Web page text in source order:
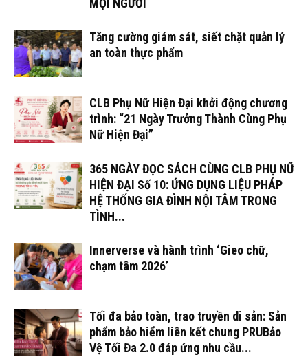
MỌI NGƯỜI
Tăng cường giám sát, siết chặt quản lý
an toàn thực phẩm
CLB Phụ Nữ Hiện Đại khởi động chương
trình: “21 Ngày Trưởng Thành Cùng Phụ
Nữ Hiện Đại”
365 NGÀY ĐỌC SÁCH CÙNG CLB PHỤ NỮ
HIỆN ĐẠI Số 10: ỨNG DỤNG LIỆU PHÁP
HỆ THỐNG GIA ĐÌNH NỘI TÂM TRONG
TÌNH...
Innerverse và hành trình ‘Gieo chữ,
chạm tâm 2026’
Tối đa bảo toàn, trao truyền di sản: Sản
phẩm bảo hiểm liên kết chung PRUBảo
Vệ Tối Đa 2.0 đáp ứng nhu cầu...